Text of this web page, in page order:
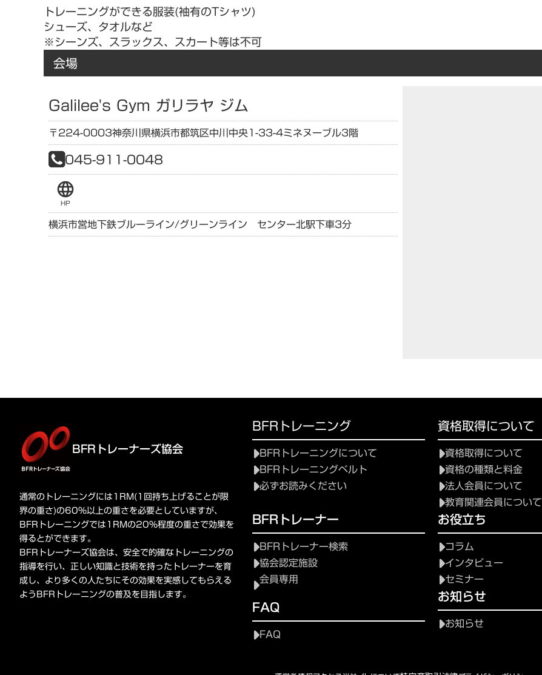
トレーニングができる服装(袖有のTシャツ)
シューズ、タオルなど
※シーンズ、スラックス、スカート等は不可
会場
Galilee's Gym ガリラヤ ジム
〒224-0003神奈川県横浜市都筑区中川中央1-33-4ミネヌーブル3階
045-911-0048
language
HP
横浜市営地下鉄ブルーライン/グリーンライン センター北駅下車3分
BFRトレーナーズ協会
通常のトレーニングには1RM(1回持ち上げることが限
界の重さ)の60%以上の重さを必要としていますが、
BFRトレーニングでは1RMの20%程度の重さで効果を
得るとができます。
BFRトレーナーズ協会は、安全で的確なトレーニングの
指導を行い、正しい知識と技術を持ったトレーナーを育
成し、より多くの人たちにその効果を実感してもらえる
ようBFRトレーニングの普及を目指します。
BFRトレーニング
BFRトレーニングについて
BFRトレーニングベルト
必ずお読みください
資格取得について
資格取得について
資格の種類と料金
法人会員について
教育関連会員について
BFRトレーナー
BFRトレーナー検索
協会認定施設
会員専用
FAQ
FAQ
お役立ち
コラム
インタビュー
セミナー
お知らせ
お知らせ